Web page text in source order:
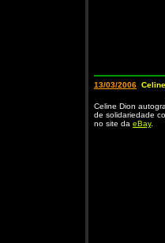
13/03/2006
Celine Dion
de solidariedade
no site da eBay.